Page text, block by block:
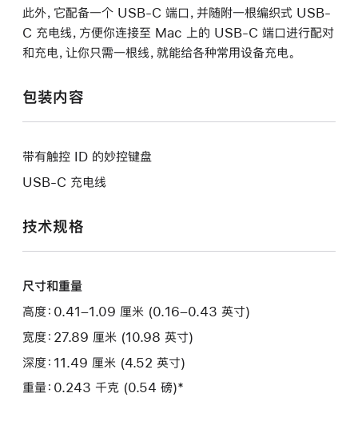
此外，它配备一个 USB-C 端口，并随附一根编织式 USB-
C 充电线，方便你连接至 Mac 上的 USB-C 端口进行配对
和充电，让你只需一根线，就能给各种常用设备充电。
包装内容
带有触控 ID 的妙控键盘
USB-C 充电线
技术规格
尺寸和重量
高度：0.41–1.09 厘米 (0.16–0.43 英寸)
宽度：27.89 厘米 (10.98 英寸)
深度：11.49 厘米 (4.52 英寸)
重量：0.243 千克 (0.54 磅)*